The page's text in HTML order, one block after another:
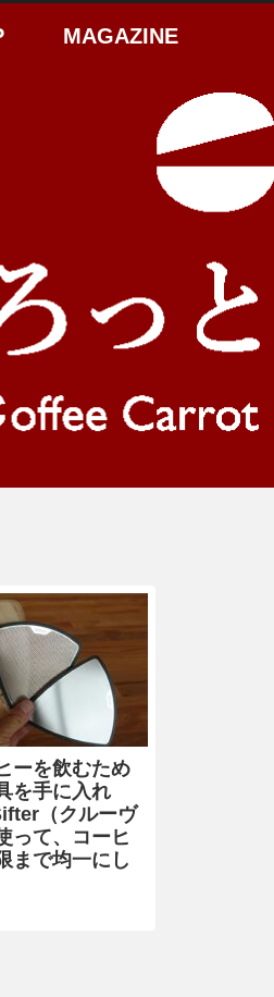
MAGAZINE
ーを飲むため
を手に入れ
（クルーヴ
って、コーヒ
まで均一にし